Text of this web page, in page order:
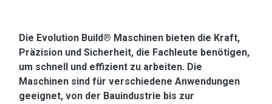
Die Evolution Build® Maschinen bieten die Kraft,
Präzision und Sicherheit, die Fachleute benötigen,
um schnell und effizient zu arbeiten. Die
Maschinen sind für verschiedene Anwendungen
geeignet, von der Bauindustrie bis zur